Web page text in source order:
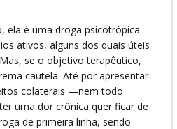
ela é uma droga psicotrópica
ativos, alguns dos quais úteis
se o objetivo terapêutico,
cautela. Até por apresentar
colaterais —nem todo
uma dor crônica quer ficar de
de primeira linha, sendo